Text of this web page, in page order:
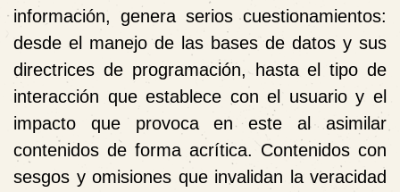
información, genera serios cuestionamientos:
desde el manejo de las bases de datos y sus
directrices de programación, hasta el tipo de
interacción que establece con el usuario y el
impacto que provoca eneste al asimilar
contenidos de forma acrítica. Contenidos con
sesgos y omisiones que invalidan la veracidad